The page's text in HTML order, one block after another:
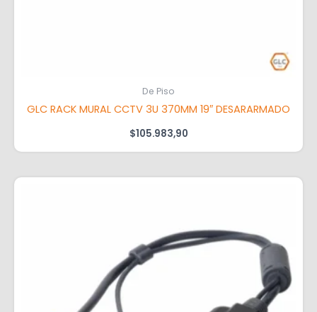
De Piso
GLC RACK MURAL CCTV 3U 370MM 19″ DESARARMADO
$105.983,90